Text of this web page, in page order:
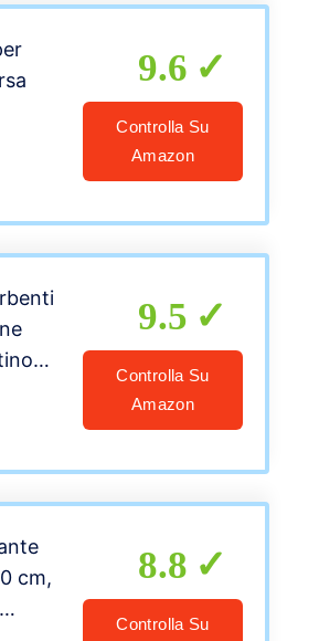
9.6
Controlla Su
Amazon
9.5
Controlla Su
Amazon
cm,
8.8
Controlla Su